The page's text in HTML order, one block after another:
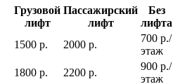
Грузовой
лифт
Пассажирский
лифт
Без
лифта
1500 р. 2000 р.
700 р./
этаж
1800 р. 2200 р.
900 р./
этаж